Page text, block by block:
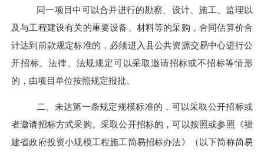
同一项目中可以合并进行的勘察、设计、施工、监理以
及与工程建设有关的重要设备、材料等的采购，合同估算价合
计达到前款规定标准的，必须进入县公共资源交易中心进行公
开招标。法律、法规规定可以采取邀请招标或不招标等情形
的，由项目单位按照规定报批。
二、未达第一条规定规模标准的，可以采取公开招标或
者邀请招标方式采购。采取公开招标的，可以按照或参照《福
建省政府投资小规模工程施工简易招标办法》（以下简称简易